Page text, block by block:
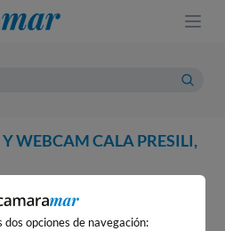
WEBCAM CALA PRESILI,
METEOROLOGÍA
opciones de navegación: